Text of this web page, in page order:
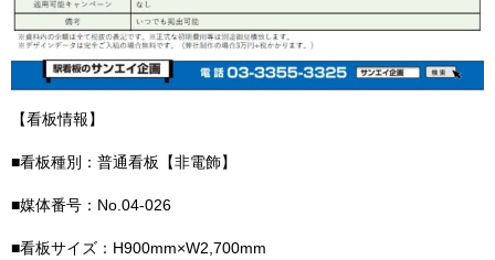
【看板情報】
■看板種別：普通看板【非電飾】
■媒体番号：No.04-026
■看板サイズ：H900mm×W2,700mm